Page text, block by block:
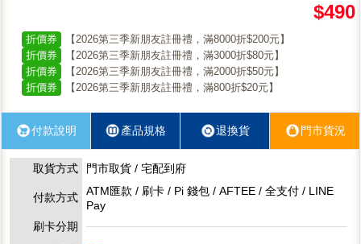
$490
折價券
【2026第三季新朋友註冊禮，滿8000折$200元】
折價券
【2026第三季新朋友註冊禮，滿3000折$80元】
折價券
【2026第三季新朋友註冊禮，滿2000折$50元】
折價券
【2026第三季新朋友註冊禮，滿800折$20元】
付款說明 產品規格 退換貨 門市貨況
取貨方式 門市取貨 / 宅配到府
付款方式
ATM匯款 / 刷卡 / Pi 錢包 / AFTEE / 全支付 / LINE
Pay
刷卡分期